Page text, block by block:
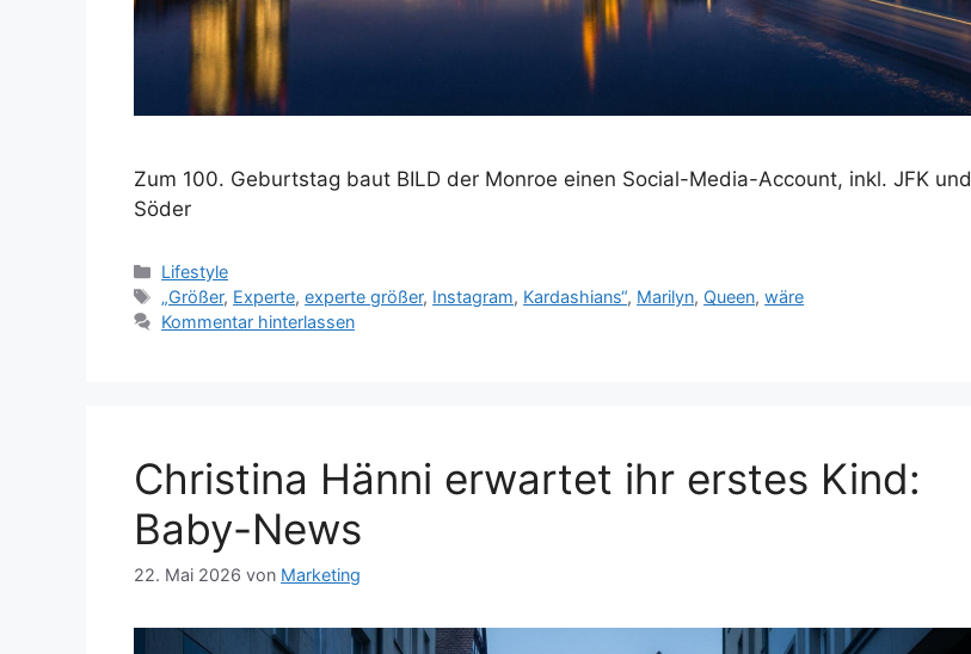
Zum 100. Geburtstag baut BILD der Monroe einen Social-Media-Account, inkl. JFK und
Söder
Kategorien
Lifestyle
Schlagwörter
„Größer, Experte,experte größer, Instagram, Kardashians“, Marilyn, Queen,wäre
Kommentar hinterlassen
Christina Hänni erwartet ihr erstes Kind:
Baby-News
22. Mai 2026 von Marketing